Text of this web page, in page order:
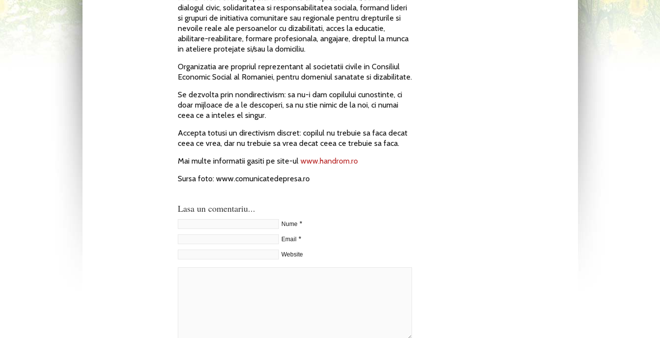
dialogul civic, solidaritatea si responsabilitatea sociala, formand lideri
si grupuri de initiativa comunitare sau regionale pentru drepturile si
nevoile reale ale persoanelor cu dizabilitati, acces la educatie,
abilitare-reabilitare, formare profesionala, angajare, dreptul la munca
in ateliere protejate si/sau la domiciliu.
Organizatia are propriul reprezentant al societatii civile in Consiliul
Economic Social al Romaniei, pentru domeniul sanatate si dizabilitate.
Se dezvolta prin nondirectivism: sa nu-i dam copilului cunostinte, ci
doar mijloace de a le descoperi, sa nu stie nimic de la noi, ci numai
ceea ce a inteles el singur.
Accepta totusi un directivism discret: copilul nu trebuie sa faca decat
ceea ce vrea, dar nu trebuie sa vrea decat ceea ce trebuie sa faca.
Mai multe informatii gasiti pe site-ul www.handrom.ro
Sursa foto: www.comunicatedepresa.ro
Lasa un comentariu...
Nume *
Email *
Website